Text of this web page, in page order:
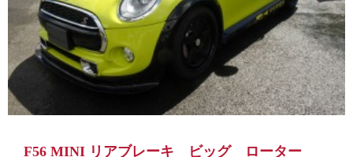
F56 MINI リアブレーキ ビッグ ローター